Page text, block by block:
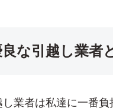
な引越し業者
業者は私達に一番